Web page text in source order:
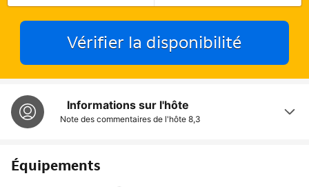
Vérifier la disponibilité
Informations sur l'hôte
Note des commentaires de l'hôte 8,3
Équipements